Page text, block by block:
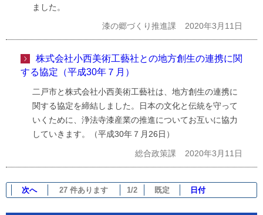
ました。
漆の郷づくり推進課 2020年3月11日
株式会社小西美術工藝社との地方創生の連携に関
する協定（平成30年７月）
二戸市と株式会社小西美術工藝社は、地方創生の連携に
関する協定を締結しました。日本の文化と伝統を守って
いくために、浄法寺漆産業の推進についてお互いに協力
していきます。（平成30年７月26日）
総合政策課 2020年3月11日
次へ 27 件あります 1/2 既定 日付